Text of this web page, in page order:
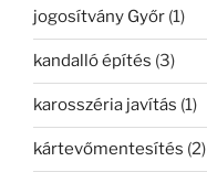
jogosítvány Győr (1)
kandalló építés (3)
karosszéria javítás (1)
kártevőmentesítés (2)